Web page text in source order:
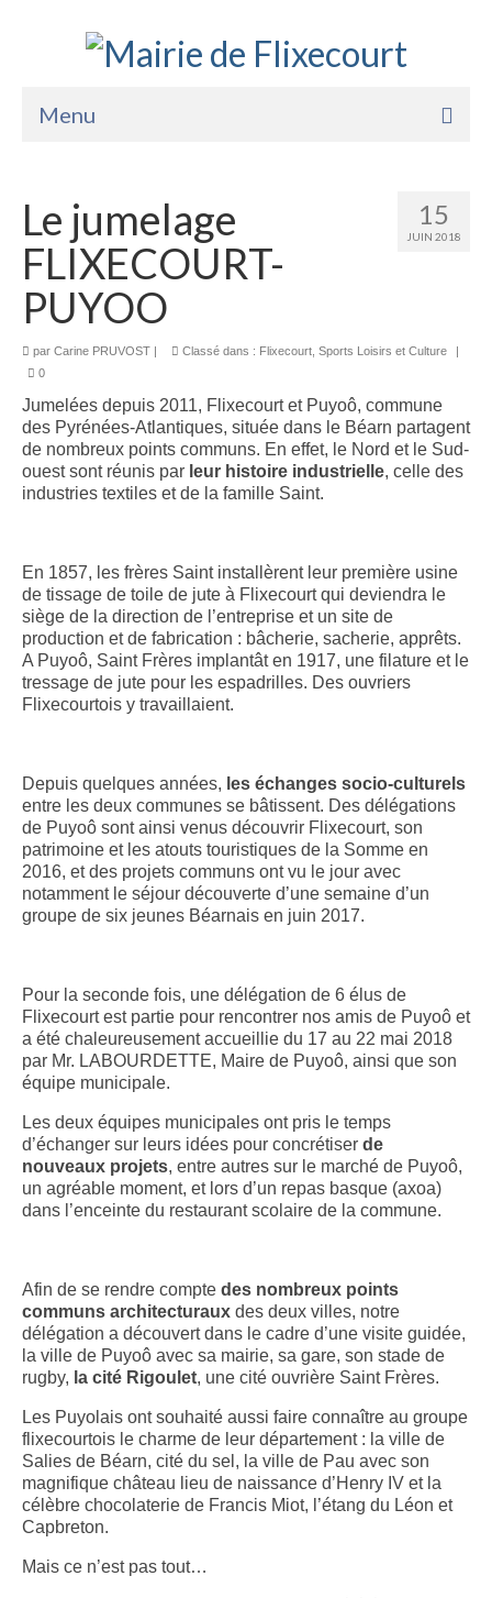
Menu
La Mairie
Vie Pratique
Services
Enfance Jeunesse
Sports Loisirs et Culture
15
JUIN 2018
Le jumelage
FLIXECOURT-
PUYOO
par Carine PRUVOST | Classé dans : Flixecourt Sports Loisirs et Culture
|
0
Jumelées depuis 2011, Flixecourt et Puyoô, commune
des Pyrénées-Atlantiques, située dans le Béarn partagent
de nombreux points communs. En effet, le Nord et le Sud-
ouest sont réunis par leur histoire industrielle, celle des
industries textiles et de la famille Saint.
En 1857, les frères Saint installèrent leur première usine
de tissage de toile de jute à Flixecourt qui deviendra le
siège de la direction de l’entreprise et un site de
production et de fabrication : bâcherie, sacherie, apprêts.
A Puyoô, Saint Frères implantât en 1917, une filature et le
tressage de jute pour les espadrilles. Des ouvriers
Flixecourtois y travaillaient.
Depuis quelques années, les échanges socio-culturels
entre les deux communes se bâtissent. Des délégations
de Puyoô sont ainsi venus découvrir Flixecourt, son
patrimoine et les atouts touristiques de la Somme en
2016, et des projets communs ont vu le jour avec
notamment le séjour découverte d’une semaine d’un
groupe de six jeunes Béarnais en juin 2017.
Pour la seconde fois, une délégation de 6 élus de
Flixecourt est partie pour rencontrer nos amis de Puyoô et
a été chaleureusement accueillie du 17 au 22 mai 2018
par Mr. LABOURDETTE, Maire de Puyoô, ainsi que son
équipe municipale.
Les deux équipes municipales ont pris le temps
d’échanger sur leurs idées pour concrétiser de
nouveaux projets, entre autres sur le marché de Puyoô,
un agréable moment, et lors d’un repas basque (axoa)
dans l’enceinte du restaurant scolaire de la commune.
Afin de se rendre compte des nombreux points
communs architecturaux des deux villes, notre
délégation a découvert dans le cadre d’une visite guidée,
la ville de Puyoô avec sa mairie, sa gare, son stade de
rugby, la cité Rigoulet, une cité ouvrière Saint Frères.
Les Puyolais ont souhaité aussi faire connaître au groupe
flixecourtois le charme de leur département : la ville de
Salies de Béarn, cité du sel, la ville de Pau avec son
magnifique château lieu de naissance d’Henry IV et la
célèbre chocolaterie de Francis Miot, l’étang du Léon et
Capbreton.
Mais ce n’est pas tout…